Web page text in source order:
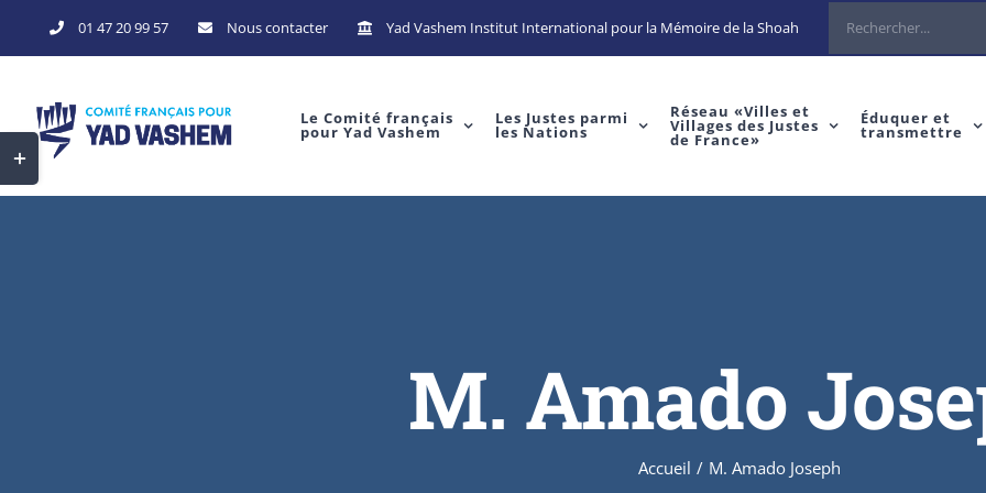
to
01 47 20 99 57 Nous contacter Yad Vashem Institut International pour la Mémoire de la Shoah Rechercher
Le Comité français
pour Yad Vashem
Les Justes parmi
les Nations
Réseau «Villes et
Villages des Justes
de France»
Éduquer et
transmettre
M. Amado
Accueil / M. Amado Joseph
Toggle
Sliding